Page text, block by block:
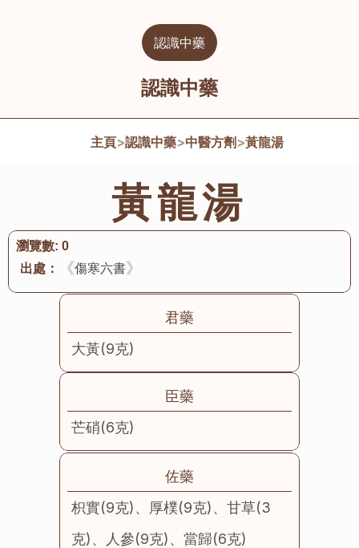
認識中藥
認識中藥
主頁>認識中藥>中醫方劑 >黃龍湯
黃龍湯
出處： 《傷寒六書》
瀏覽數: 0
君藥
大黃(9克)
臣藥
芒硝(6克)
佐藥
枳實(9克)、厚樸(9克)、甘草(3
克)、人參(9克)、當歸(6克)